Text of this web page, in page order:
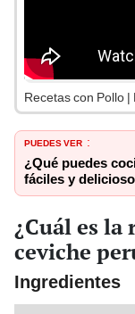
Recetas con Pollo |
PUEDES VER :
¿Qué puedes
fáciles y
¿Cuál es
ceviche
Ingredientes